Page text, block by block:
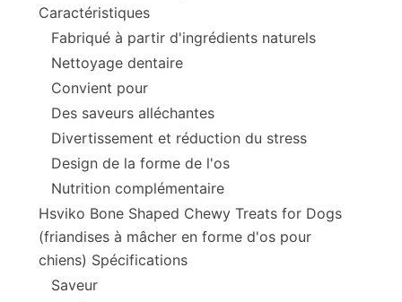
Caractéristiques
Fabriqué à partir d'ingrédients naturels
Nettoyage dentaire
Convient pour
Des saveurs alléchantes
Divertissement et réduction du stress
Design de la forme de l'os
Nutrition complémentaire
Hsviko Bone Shaped Chewy Treats for Dogs
(friandises à mâcher en forme d'os pour
chiens) Spécifications
Saveur